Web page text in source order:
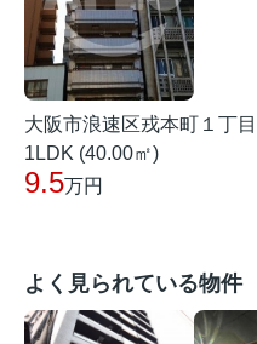
大阪市浪速区戎本町１丁目
1LDK (40.00㎡)
9.5万円
よく見られている物件